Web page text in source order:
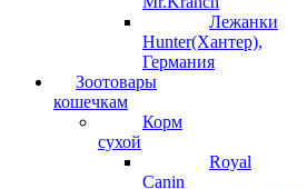
Лежанки
Hunter(Хантер),
Германия
Зоотовары
кошечкам
Корм
сухой
Royal
Canin